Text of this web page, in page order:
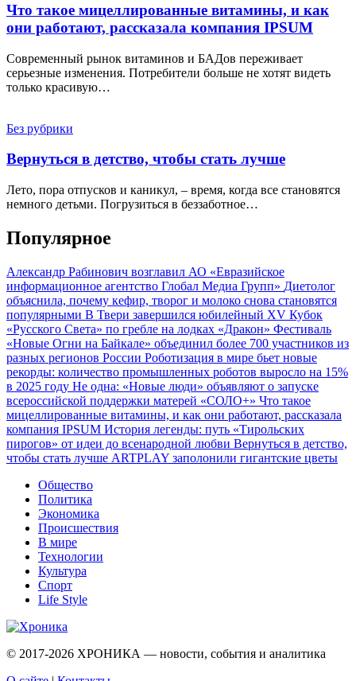
Что такое мицеллированные витамины, и как
они работают, рассказала компания IPSUM
Современный рынок витаминов и БАДов переживает
серьезные изменения. Потребители больше не хотят видеть
только красивую…
Без рубрики
Вернуться в детство, чтобы стать лучше
Лето, пора отпусков и каникул, – время, когда все становятся
немного детьми. Погрузиться в беззаботное…
Популярное
Александр Рабинович возглавил АО «Евразийское
информационное агентство Глобал Медиа Групп» Диетолог
объяснила, почему кефир, творог и молоко снова становятся
популярными В Твери завершился юбилейный XV Кубок
«Русского Света» по гребле на лодках «Дракон» Фестиваль
«Новые Огни на Байкале» объединил более 700 участников из
разных регионов России Роботизация в мире бьет новые
рекорды: количество промышленных роботов выросло на 15%
в 2025 году Не одна: «Новые люди» объявляют о запуске
всероссийской поддержки матерей «СОЛО+» Что такое
мицеллированные витамины, и как они работают, рассказала
компания IPSUM История легенды: путь «Тирольских
пирогов» от идеи до всенародной любви Вернуться в детство,
чтобы стать лучше ARTPLAY заполонили гигантские цветы
Общество
Политика
Экономика
Происшествия
В мире
Технологии
Культура
Спорт
Life Style
© 2017-2026 ХРОНИКА — новости, события и аналитика